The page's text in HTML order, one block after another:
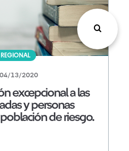
REGIONAL
04/13/2020
excepcional a las
y personas
de riesgo.